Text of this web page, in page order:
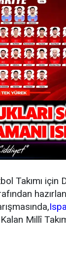
Takımı için
Millî